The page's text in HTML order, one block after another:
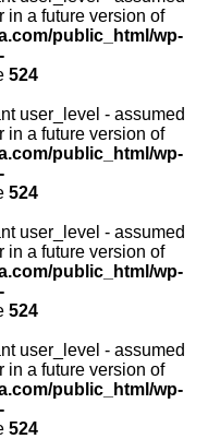
in a future version of
public_html/wp-
524
user_level - assumed
in a future version of
public_html/wp-
524
user_level - assumed
in a future version of
public_html/wp-
524
user_level - assumed
in a future version of
public_html/wp-
524